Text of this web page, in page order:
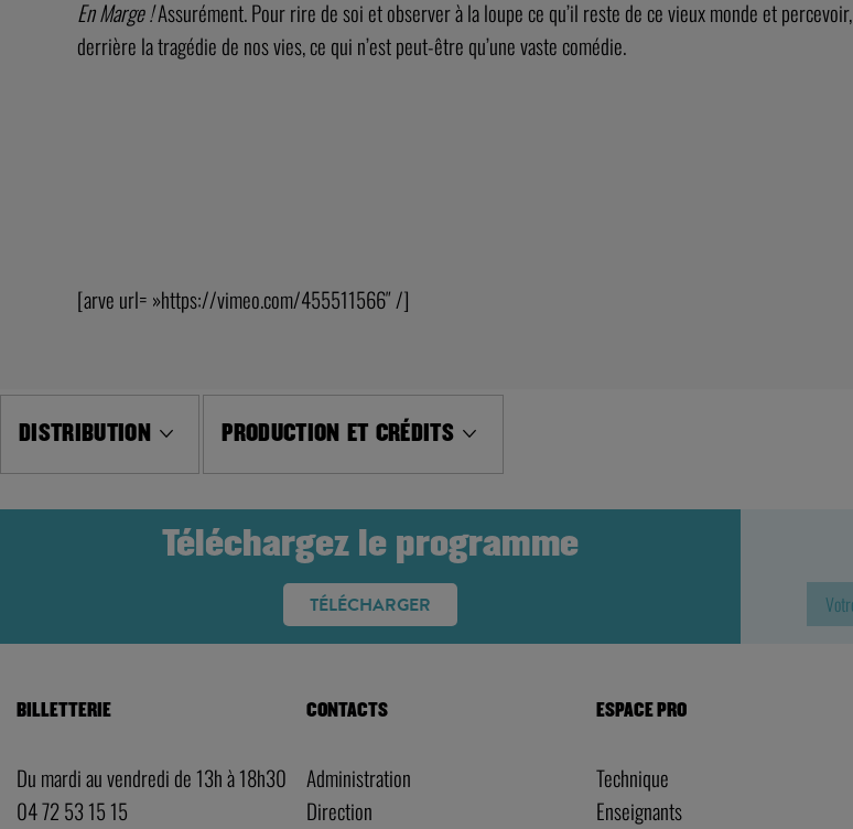
En Marge !Assurément. Pour rire de soi et observer à la loupe ce qu’il reste de ce vieux monde et percevoir,
derrière la tragédie de nos vies, ce qui n’est peut-être qu’une vaste comédie.
[arve url= »https://vimeo.com/455511566″ /]
DISTRIBUTION PRODUCTION ET CRÉDITS
Téléchargez le programme
TÉLÉCHARGER
BILLETTERIE
Du mardi au vendredi de 13h à 18h30
04 72 53 15 15
CONTACTS
Administration
Direction
ESPACE PRO
Technique
Enseignants